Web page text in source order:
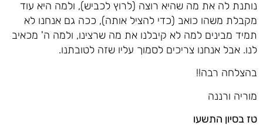
נותנת לה את מה שהיא רוצה (לרוץ לכביש), ולמה היא עוד
מקבלת משהו כואב (כדי להציל אותה), ככה גם אנחנו לא
תמיד מבינים למה לא קיבלנו את מה שרצינו, ולמה ה' מכאיב
לנו. אבל אנחנו צריכים לסמוך עליו שזה לטובתנו.
בהצלחה רבה!!
מוריה ורננה
טז בסיון התשעו